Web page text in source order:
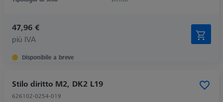
47,96 €
più IVA
Disponibile a breve
Stilo diritto M2, DK2 L19
626102-0254-019